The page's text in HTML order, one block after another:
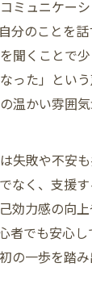
ミュニケー
分のことを
聞くことで
った」とい
温かい雰囲
失敗や不安
なく、支援
効力感の向
者でも安心
の一歩を踏